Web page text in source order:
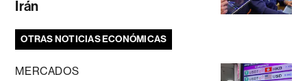
Irán
OTRAS NOTICIAS ECONÓMICAS
MERCADOS